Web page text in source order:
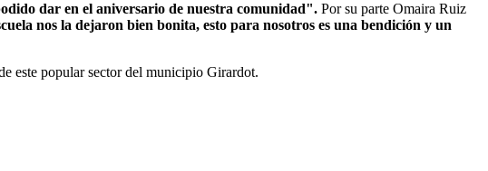
dar en el aniversario de nuestra comunidad". Por su parte Omaira Ruiz
nos la dejaron bien bonita, esto para nosotros es una bendición y un
este popular sector del municipio Girardot.